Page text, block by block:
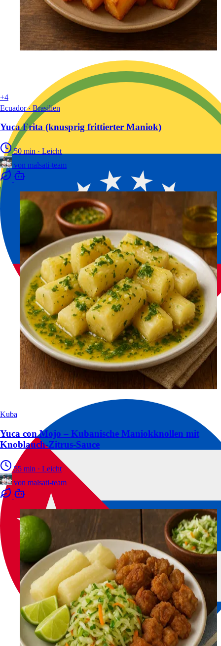
+4
Ecuador · Brasilien
Yuca Frita (knusprig frittierter Maniok)
50 min · Leicht
von malsati-team
Kuba
Yuca con Mojo – Kubanische Maniokknollen mit
Knoblauch-Zitrus-Sauce
55 min · Leicht
von malsati-team